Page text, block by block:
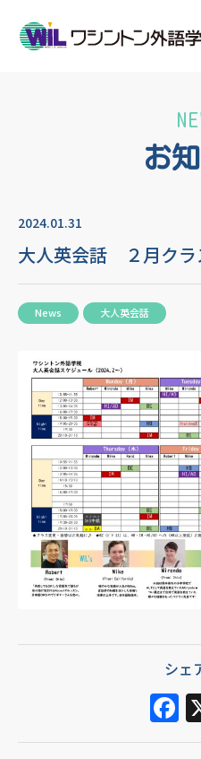
お
2024.01.31
大人英会話 ２月クラ
News 大人英会話
シェ
F
a